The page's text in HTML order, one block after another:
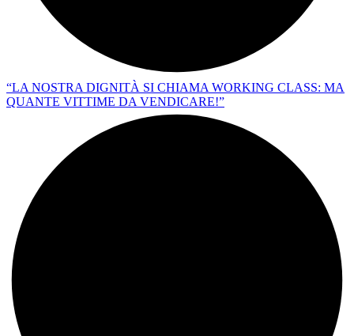
“LA NOSTRA DIGNITÀ SI CHIAMA WORKING CLASS: MA
QUANTE VITTIME DA VENDICARE!”